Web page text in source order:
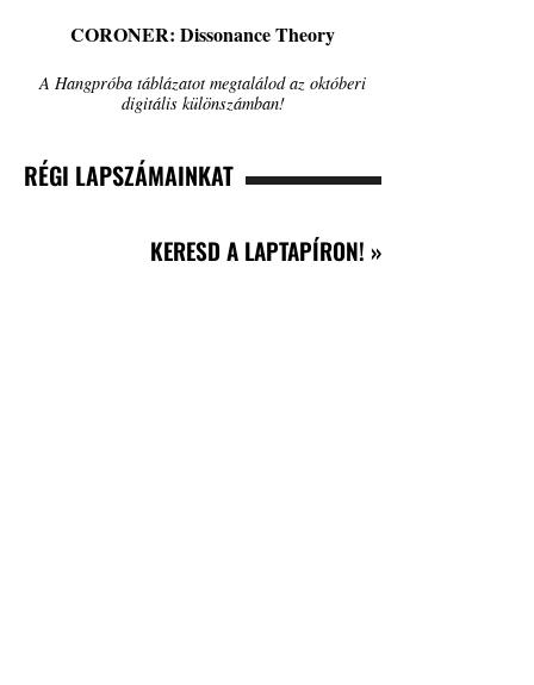
CORONER: Dissonance Theory
A Hangpróba táblázatot megtalálod az októberi
digitális különszámban!
RÉGI LAPSZÁMAINKAT
KERESD A LAPTAPÍRON! »